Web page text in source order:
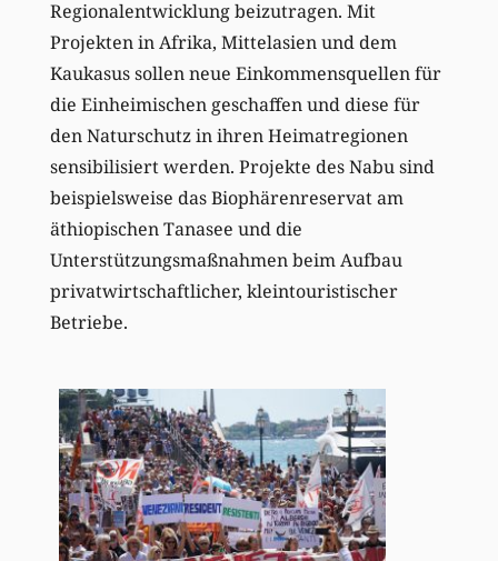
Regionalentwicklung beizutragen. Mit
Projekten in Afrika, Mittelasien und dem
Kaukasus sollen neue Einkommensquellen für
die Einheimischen geschaffen und diese für
den Naturschutz in ihren Heimatregionen
sensibilisiert werden. Projekte des Nabu sind
beispielsweise das Biophärenreservat am
äthiopischen Tanasee und die
Unterstützungsmaßnahmen beim Aufbau
privatwirtschaftlicher, kleintouristischer
Betriebe.